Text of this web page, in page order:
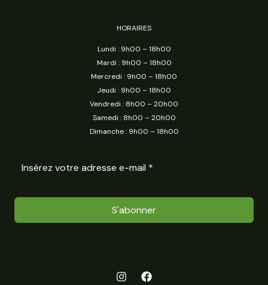
HORAIRES
Lundi : 9h00 – 18h00
Mardi : 9h00 – 18h00
Mercredi : 9h00 – 18h00
Jeudi : 9h00 – 18h00
Vendredi : 8h00 – 20h00
Samedi : 8h00 – 20h00
Dimanche : 9h00 – 18h00
S'abonner